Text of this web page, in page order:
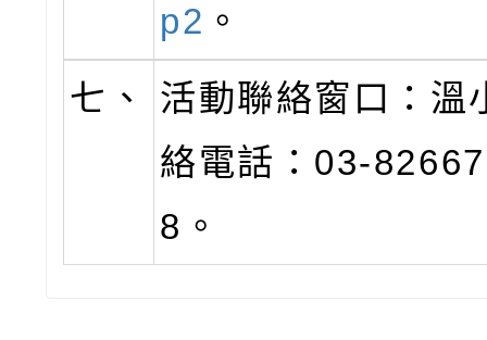
p2 。
七、
活動聯絡窗口：溫
絡電話：03-
8。